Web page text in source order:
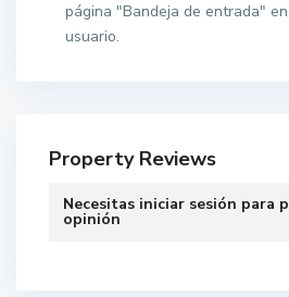
página "Bandeja de entrada"
usuario.
Property Reviews
Necesitas iniciar sesión para
opinión